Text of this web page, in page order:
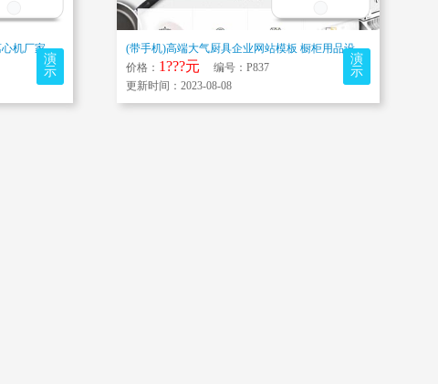
(带手机)污泥脱水机卧螺离心机卧螺离心机厂家企业网站模板 固液分离设备离...
演
示
(带手机)高端大气厨具企业网站模板 橱柜用品设计网站源码下载
价格： 1???元 编号：P837
更新时间：2023-08-08
演
示